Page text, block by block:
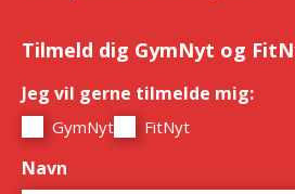
Tilmeld dig GymNyt og
Jeg vil gerne tilmelde mig:
GymNyt FitNyt
Navn